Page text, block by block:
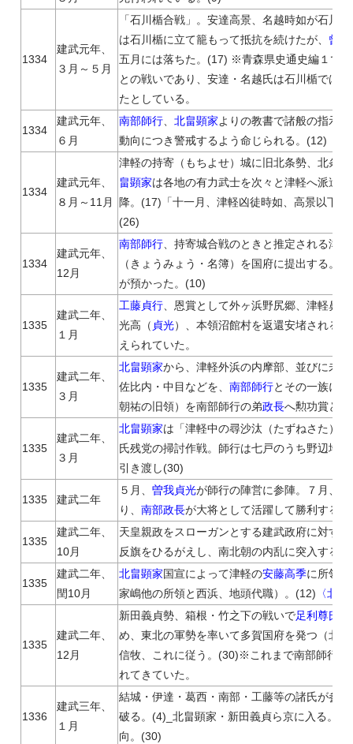
1334
建武元年、
３月～５月
「石川楯合戦」。安達高景、名越時如が石川
は石川楯に立て籠もって抵抗を続けたが、 曾
五月には落ちた。(17) ※青森県史通史編１で
との戦いであり、安達・名越氏は石川楯では
たとしている。
1334
建武元年、
６月
南部師行 、北畠顕家よりの教書で諸般の指示
動向につき警戒するよう命じられる。(12)
1334
建武元年、
８月～11月
津軽の持寄（もちよせ）城に旧北条勢、北条
畠顕家は各地の有力武士を次々と津軽へ派遣
降。(17)「十一月、津軽凶徒時如、高景以下
(26)
1334
建武元年、
12月
南部師行 、持寄城合戦のときと推定される津
（きょうみょう・名簿）を国府に提出する。
が預かった。(10)
1335
建武二年、
１月
工藤貞行 、恩賞として外ヶ浜野尻郷、津軽鼻
光高（ 貞光）、本領沼館村を返還安堵される
えられていた。
1335
建武二年、
３月
北畠顕家から、津軽外浜の内摩部、並びに未
佐比内・中目などを、南部師行とその一族に
朝祐の旧領）を南部師行の弟政長へ勲功賞と
1335
建武二年、
３月
北畠顕家は「津軽中の尋沙汰（たずねさた）
氏残党の掃討作戦。師行は七戸のうち野辺地
引き渡し(30)
1335 建武二年
５月、曽我貞光が師行の陣営に参陣。７月、
り、南部政長が大将として活躍して勝利する
1335
建武二年、
10月
天皇親政をスローガンとする建武政府に対す
反旗をひるがえし、南北朝の内乱に突入する
1335
建武二年、
閏10月
北畠顕家国宣によって津軽の安藤高季に所領
家嶋他の所領と西浜、地頭代職）。(12) 〈北
1335
建武二年、
12月
新田義貞勢、箱根・竹之下の戦いで足利尊氏
め、東北の軍勢を率いて多賀国府を発つ（北
信牧、これに従う。(30)※これまで南部師行は
れてきていた。
1336
建武三年、
１月
結城・伊達・葛西・南部・工藤等の諸氏が参じ
破る。(4)_北畠顕家・新田義貞ら京に入る。
向。(30)